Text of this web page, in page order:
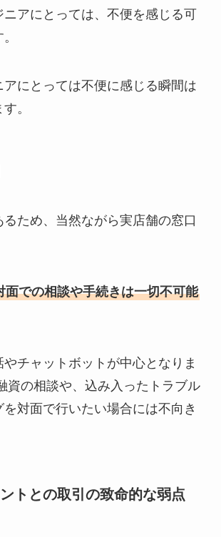
ニアにとっては、不便を感じる可
。
アにとっては不便に感じる瞬間は
。
ため、当然ながら実店舗の窓口
面での相談や手続きは一切不可能
チャットボットが中心となりま
資の相談や、込み入ったトラブル
対面で行いたい場合には不向き
トとの取引の致命的な弱点